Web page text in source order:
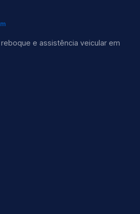
e assistência veicular em